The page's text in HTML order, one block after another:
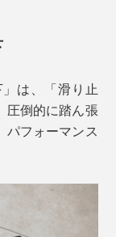
は、「滑り止
圧倒的に踏ん張
パフォーマンス